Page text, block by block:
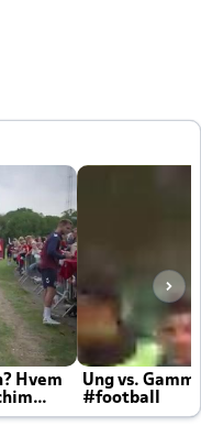
Hvem
Ung vs.
#football